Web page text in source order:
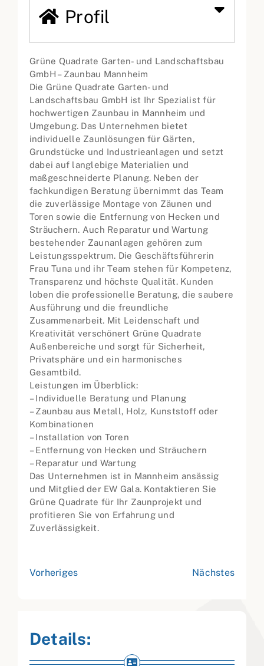
Profil
Grüne Quadrate Garten- und Landschaftsbau
GmbH – Zaunbau Mannheim
Die Grüne Quadrate Garten- und
Landschaftsbau GmbH ist Ihr Spezialist für
hochwertigen Zaunbau in Mannheim und
Umgebung. Das Unternehmen bietet
individuelle Zaunlösungen für Gärten,
Grundstücke und Industrieanlagen und setzt
dabei auf langlebige Materialien und
maßgeschneiderte Planung. Neben der
fachkundigen Beratung übernimmt das Team
die zuverlässige Montage von Zäunen und
Toren sowie die Entfernung von Hecken und
Sträuchern. Auch Reparatur und Wartung
bestehender Zaunanlagen gehören zum
Leistungsspektrum. Die Geschäftsführerin
Frau Tuna und ihr Team stehen für Kompetenz,
Transparenz und höchste Qualität. Kunden
loben die professionelle Beratung, die saubere
Ausführung und die freundliche
Zusammenarbeit. Mit Leidenschaft und
Kreativität verschönert Grüne Quadrate
Außenbereiche und sorgt für Sicherheit,
Privatsphäre und ein harmonisches
Gesamtbild.
Leistungen im Überblick:
– Individuelle Beratung und Planung
– Zaunbau aus Metall, Holz, Kunststoff oder
Kombinationen
– Installation von Toren
– Entfernung von Hecken und Sträuchern
– Reparatur und Wartung
Das Unternehmen ist in Mannheim ansässig
und Mitglied der EW Gala. Kontaktieren Sie
Grüne Quadrate für Ihr Zaunprojekt und
profitieren Sie von Erfahrung und
Zuverlässigkeit.
Vorheriges Nächstes
Details: